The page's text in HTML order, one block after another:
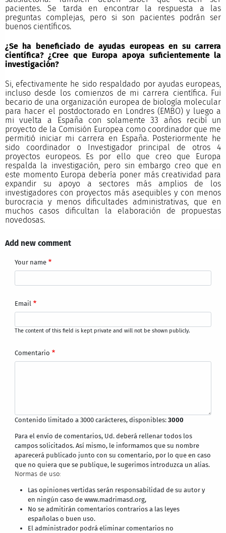
pacientes. Se tarda en encontrar la respuesta a las
preguntas complejas, pero si son pacientes podrán ser
buenos científicos.
¿Se ha beneficiado de ayudas europeas en su carrera
científica? ¿Cree que Europa apoya suficientemente la
investigación?
Si, efectivamente he sido respaldado por ayudas europeas,
incluso desde los comienzos de mi carrera científica. Fui
becario de una organización europea de biología molecular
para hacer el postdoctorado en Londres (EMBO) y luego a
mi vuelta a España con solamente 33 años recibí un
proyecto de la Comisión Europea como coordinador que me
permitió iniciar mi carrera en España. Posteriormente he
sido coordinador o Investigador principal de otros 4
proyectos europeos. Es por ello que creo que Europa
respalda la investigación, pero sin embargo creo que en
este momento Europa debería poner más creatividad para
expandir su apoyo a sectores más amplios de los
investigadores con proyectos más asequibles y con menos
burocracia y menos dificultades administrativas, que en
muchos casos dificultan la elaboración de propuestas
novedosas.
Add new comment
Your name
Email
The content of this field is kept private and will not be shown publicly.
Comentario
Contenido limitado a 3000 carácteres, disponibles:3000
Para el envío de comentarios, Ud. deberá rellenar todos los
campos solicitados. Así mismo, le informamos que su nombre
aparecerá publicado junto con su comentario, por lo que en caso
que no quiera que se publique, le sugerimos introduzca un alias.
Normas de uso:
Las opiniones vertidas serán responsabilidad de su autor y
en ningún caso de www.madrimasd.org,
No se admitirán comentarios contrarios a las leyes
españolas o buen uso.
El administrador podrá eliminar comentarios no